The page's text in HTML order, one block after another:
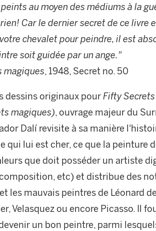
au moyen des médiums à la
Car le dernier secret de ce livre
chevalet pour peindre, il est
soit guidée par un ange."
magiques, 1948, Secret no. 50
dessins originaux pourFifty
magiques), ouvrage majeur du
Dalí revisite à sa manière
qui lui est cher, ce que la peinture
que doit posséder un artiste
etc) et distribue des
les mauvais peintres de Léonard
Velasquez ou encore Picasso. Il
un bon peintre, parmi